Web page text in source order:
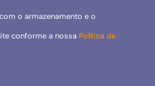
o armazenamento e o
conforme a nossa Política de